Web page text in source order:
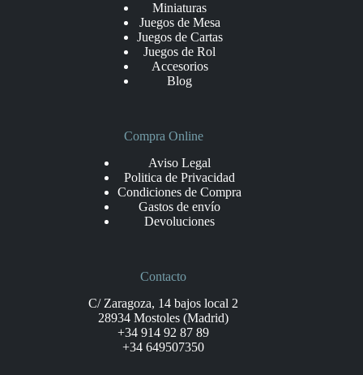
Miniaturas
Juegos de Mesa
Juegos de Cartas
Juegos de Rol
Accesorios
Blog
Compra Online
Aviso Legal
Politica de Privacidad
Condiciones de Compra
Gastos de envío
Devoluciones
Contacto
C/ Zaragoza, 14 bajos local 2
28934 Mostoles (Madrid)
+34 914 92 87 89
+34 649507350